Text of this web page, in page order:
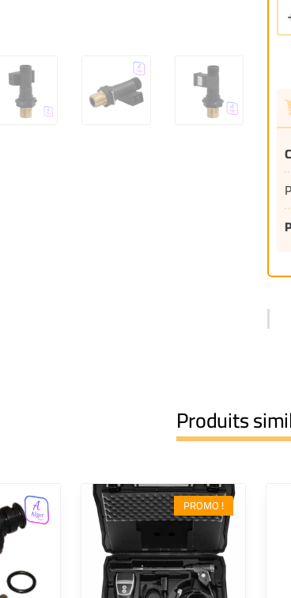
Produits
PROMO !